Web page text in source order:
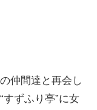
仲間達と再会し
ずふり亭”に女